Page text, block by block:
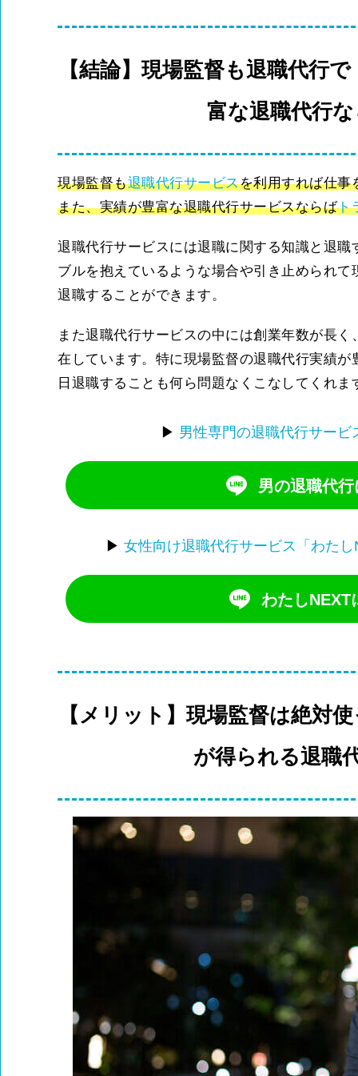
【結論】現場監督も退職代行
富な退職代行
現場監督も退職代行サービスを利用すれば仕事
また、実績が豊富な退職代行サービスならばト
退職代行サービスには退職に関する知識と退
ブルを抱えているような場合や引き止められ
退職することができます。
また退職代行サービスの中には創業年数が長
在しています。特に現場監督の退職代行実績
日退職することも何ら問題なくこなしてくれま
▶ 男性専門の退職代行サー
男の退職代
▶ 女性向け退職代行サービス「わた
わたしNEXT
【メリット】現場監督は絶対
が得られる退職